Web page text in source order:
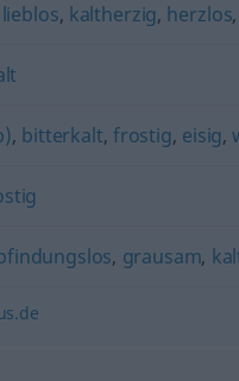
lieblos, kaltherzig, herzlos,
, bitterkalt, frostig, eisig,
, grausam,